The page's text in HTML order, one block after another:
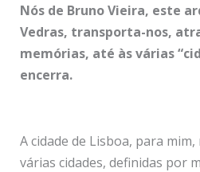
o
k
r
p
p
Nós de Bruno Vieira, este
Vedras, transporta-nos,
memórias, até às várias
encerra.
A cidade de Lisboa, para
várias cidades, definidas por